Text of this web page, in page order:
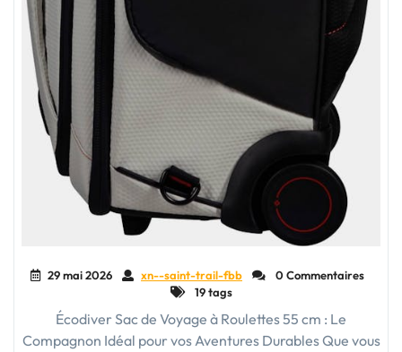
29 mai 2026 xn--saint-trail-fbb
0 Commentaires
19 tags
Écodiver Sac de Voyage à Roulettes 55 cm : Le
Compagnon Idéal pour vos Aventures Durables Que vous